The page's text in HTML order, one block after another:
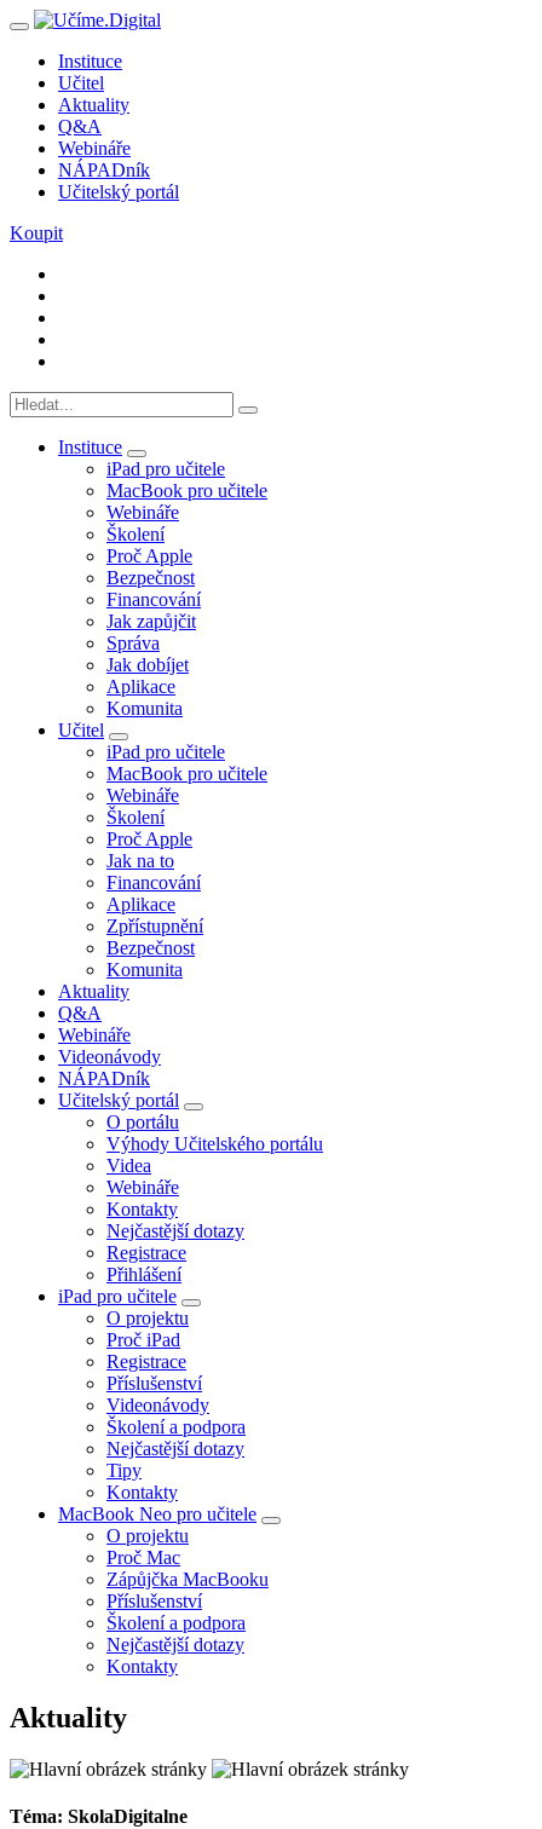
Instituce
Učitel
Aktuality
Q&A
Webináře
NÁPADník
Učitelský portál
Koupit
Instituce
iPad pro učitele
MacBook pro učitele
Webináře
Školení
Proč Apple
Bezpečnost
Financování
Jak zapůjčit
Správa
Jak dobíjet
Aplikace
Komunita
Učitel
iPad pro učitele
MacBook pro učitele
Webináře
Školení
Proč Apple
Jak na to
Financování
Aplikace
Zpřístupnění
Bezpečnost
Komunita
Aktuality
Q&A
Webináře
Videonávody
NÁPADník
Učitelský portál
O portálu
Výhody Učitelského portálu
Videa
Webináře
Kontakty
Nejčastější dotazy
Registrace
Přihlášení
iPad pro učitele
O projektu
Proč iPad
Registrace
Příslušenství
Videonávody
Školení a podpora
Nejčastější dotazy
Tipy
Kontakty
MacBook Neo pro učitele
O projektu
Proč Mac
Zápůjčka MacBooku
Příslušenství
Školení a podpora
Nejčastější dotazy
Kontakty
Aktuality
Téma: SkolaDigitalne